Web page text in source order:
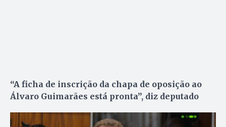
“A ficha de inscrição da chapa de oposição ao
Álvaro Guimarães está pronta”, diz deputado